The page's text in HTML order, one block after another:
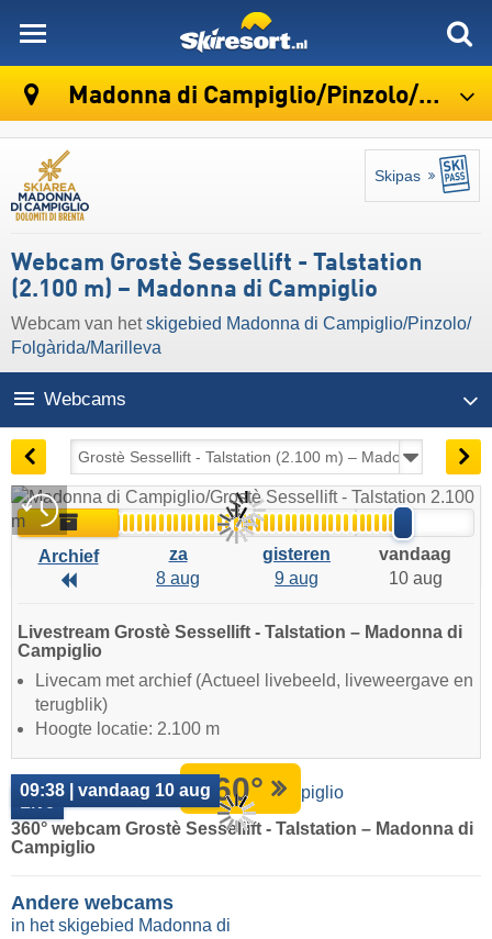
Madonna di Campiglio/​Pinzolo/​Folgàrida/​Marilleva
Skipas
Webcam Grostè Sessellift - Talstation
(2.100 m) – Madonna di Campiglio
Webcam van hetskigebied Madonna di Campiglio/​Pinzolo/​
Folgàrida/​Marilleva
Webcams
Live
09:38 | vandaag 10 aug
Archief
Archief
Archief
za
8 aug
gisteren
9 aug
vandaag
10 aug
Livestream Grostè Sessellift - Talstation – Madonna di
Campiglio
Livecam met archief (Actueel livebeeld, liveweergave en
terugblik)
Hoogte locatie: 2.100 m
360°
Live
09:38 | vandaag 10 aug
360° webcam Grostè Sessellift - Talstation – Madonna di
Campiglio
Andere webcams
in het skigebied Madonna di